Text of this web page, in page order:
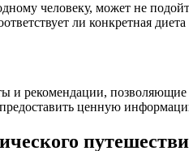
человеку, может не
ли конкретная
и рекомендации,
ценную